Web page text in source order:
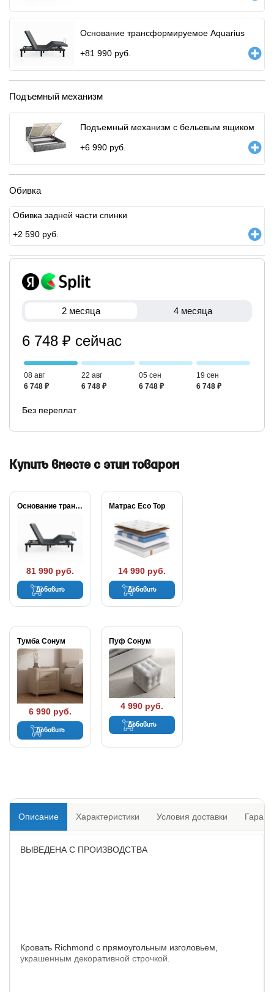
Основание трансформируемое Aquarius
+81 990 руб.
Подъемный механизм
Подъемный механизм с бельевым ящиком
+6 990 руб.
Обивка
Обивка задней части спинки
+2 590 руб.
2 месяца 4 месяца
6 748 ₽ сейчас
08 авг
6 748 ₽
22 авг
6 748 ₽
05 сен
6 748 ₽
19 сен
6 748 ₽
Без переплат
Купить вместе с этим товаром
Основание трансформируемое Aquarius
81 990 руб.
Добавить
Матрас Eco Top
14 990 руб.
Добавить
Тумба Сонум
6 990 руб.
Добавить
Пуф Сонум
4 990 руб.
Добавить
Описание Характеристики Условия доставки
ВЫВЕДЕНА С ПРОИЗВОДСТВА
Кровать Richmond с прямоугольным изголовьем,
украшенным декоративной строчкой.